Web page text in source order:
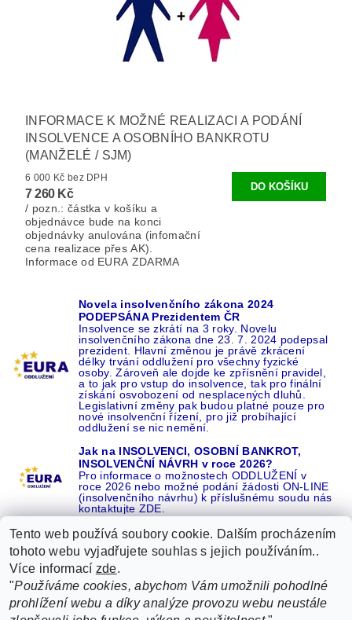
INFORMACE K MOŽNÉ REALIZACI A PODÁNÍ
INSOLVENCE A OSOBNÍHO BANKROTU
(MANŽELÉ / SJM)
6 000 Kč bez DPH
7 260 Kč
/ pozn.: částka v košíku a
objednávce bude na konci
objednávky anulována (infomační
cena realizace přes AK).
Informace od EURA ZDARMA
Novela insolvenčního zákona 2024
PODEPSÁNA Prezidentem ČR
Insolvence se zkrátí na 3 roky. Novelu
insolvenčního zákona dne 23. 7. 2024 podepsal
prezident. Hlavní změnou je právě zkrácení
délky trvání oddlužení pro všechny fyzické
osoby. Zároveň ale dojde ke zpřísnění pravidel,
a to jak pro vstup do insolvence, tak pro finální
získání osvobození od nesplacených dluhů.
Legislativní změny pak budou platné pouze pro
nové insolvenční řízení, pro již probíhající
oddlužení se nic nemění.
Jak na INSOLVENCI, OSOBNÍ BANKROT,
INSOLVENČNÍ NÁVRH v roce 2026?
Pro informace o možnostech ODDLUŽENÍ v
roce 2026 nebo možné podání žádosti ON-LINE
(insolvenčního návrhu) k příslušnému soudu nás
kontaktujte ZDE.
Recenze o NÁS na GOOGLE 16 let REFERENCÍ v celé ČR |
Recenze o NÁS na SEZNAMU |
ŽÁDEJTE život BEZ DLUHŮ nebo EXEKUCÍ ZDE
Tento web používá soubory cookie. Dalším procházením
tohoto webu vyjadřujete souhlas s jejich používáním..
Více informací zde.
"Používáme cookies, abychom Vám umožnili pohodlné
prohlížení webu a díky analýze provozu webu neustále